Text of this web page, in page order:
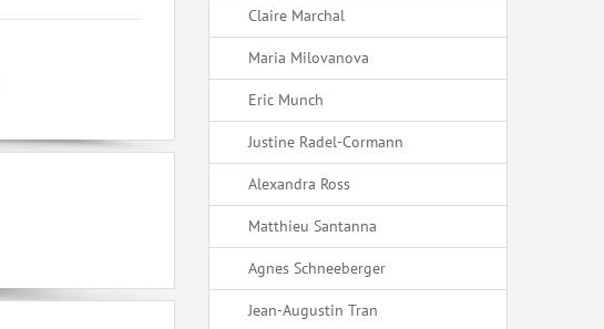
Claire Marchal
Maria Milovanova
Eric Munch
Justine Radel-Cormann
Alexandra Ross
Matthieu Santanna
Agnes Schneeberger
Jean-Augustin Tran